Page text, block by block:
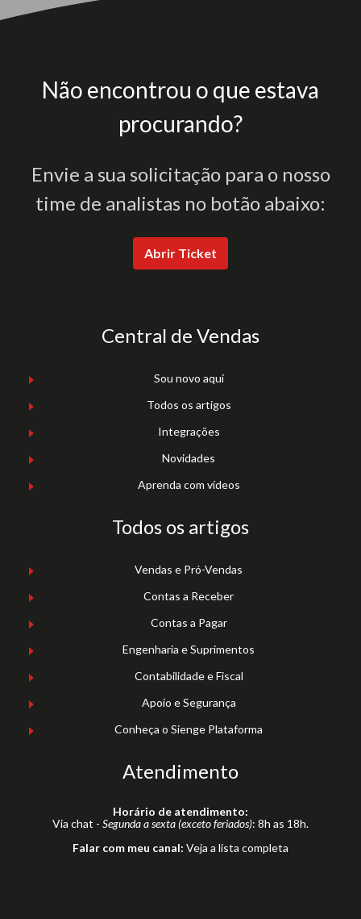
Não encontrou o que estava
procurando?
Envie a sua solicitação para o nosso
time de analistas no botão abaixo:
Abrir Ticket
Central de Vendas
Sou novo aqui
Todos os artigos
Integrações
Novidades
Aprenda com vídeos
Todos os artigos
Vendas e Pró-Vendas
Contas a Receber
Contas a Pagar
Engenharia e Suprimentos
Contabilidade e Fiscal
Apoio e Segurança
Conheça o Sienge Plataforma
Atendimento
Horário de atendimento:
Via chat - Segunda a sexta (exceto feriados): 8h as 18h.
Falar com meu canal: Veja a lista completa